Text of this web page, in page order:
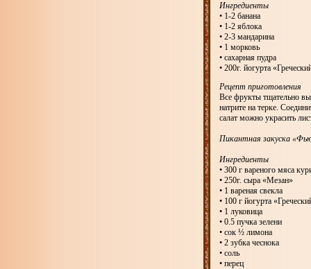
Ингредиенты
• 1-2 банана
• 1-2 яблока
• 2-3 мандарина
• 1 морковь
• сахарная пудра
• 200г. йогурта
Рецепт приготовления
Все фрукты тщательно
натрите на терке.
салат можно украсить
Пикантная закуска
Ингредиенты
• 300 г вареного мяса
• 250г. сыра «Мезан»
• 1 вареная свекла
• 100 г йогурта
• 1 луковица
• 0.5 пучка зелени
• сок ½ лимона
• 2 зубка чеснока
• соль
• перец